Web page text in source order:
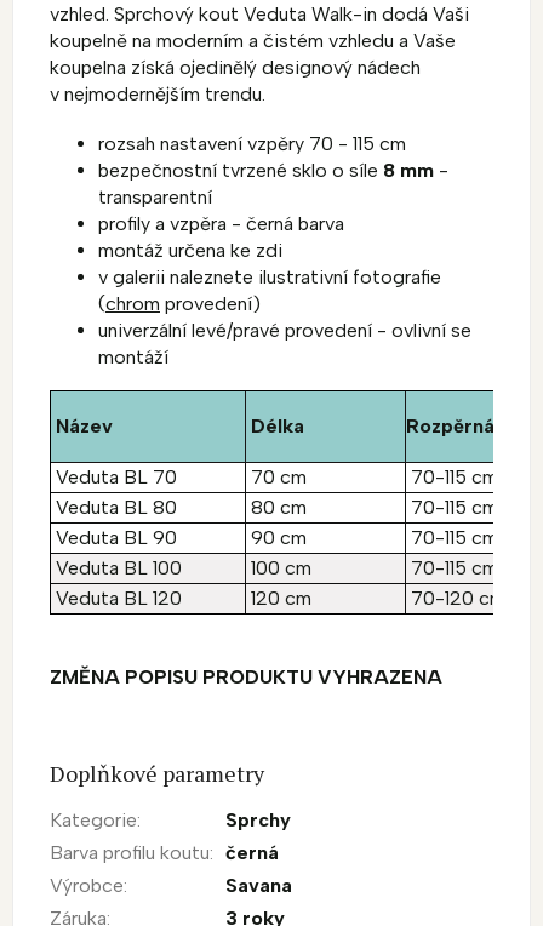
vzhled. Sprchový kout Veduta Walk-in dodá Vaši
koupelně na moderním a čistém vzhledu a Vaše
koupelna získá ojedinělý designový nádech
v nejmodernějším trendu.
rozsah nastavení vzpěry 70 - 115 cm
bezpečnostní tvrzené sklo o síle 8 mm -
transparentní
profily a vzpěra - černá barva
montáž určena ke zdi
v galerii naleznete ilustrativní fotografie
(chrom provedení)
univerzální levé/pravé provedení - ovlivní se
montáží
Název Délka Rozpěrná šířka
Veduta BL 70 70 cm
70-115 cm
Veduta BL 80
80 cm
70-115 cm
Veduta BL 90
90 cm
70-115 cm
Veduta BL 100
100 cm
70-115 cm
Veduta BL 120
120 cm 70-120 cm
ZMĚNA POPISU PRODUKTU VYHRAZENA
Doplňkové parametry
Kategorie:
Sprchy
Barva profilu koutu: černá
Výrobce:
Savana
Záruka: 3 roky